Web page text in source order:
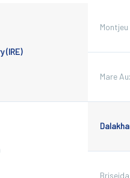
(IRE)
Montjeu
Mare
Briseida